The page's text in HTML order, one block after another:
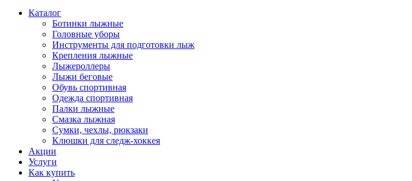
Каталог
Ботинки лыжные
Головные уборы
Инструменты для подготовки лыж
Крепления лыжные
Лыжероллеры
Лыжи беговые
Обувь спортивная
Одежда спортивная
Палки лыжные
Смазка лыжная
Сумки, чехлы, рюкзаки
Клюшки для следж-хоккея
Акции
Услуги
Как купить